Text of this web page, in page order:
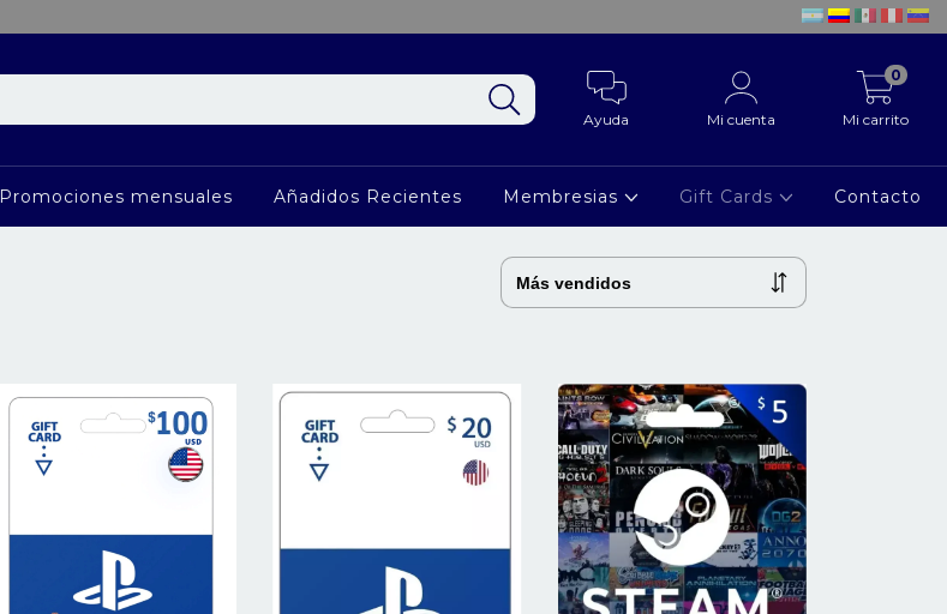
Ayuda Mi cuenta Mi carrito
0
Promociones mensuales Añadidos Recientes Membresias Gift Cards Contacto